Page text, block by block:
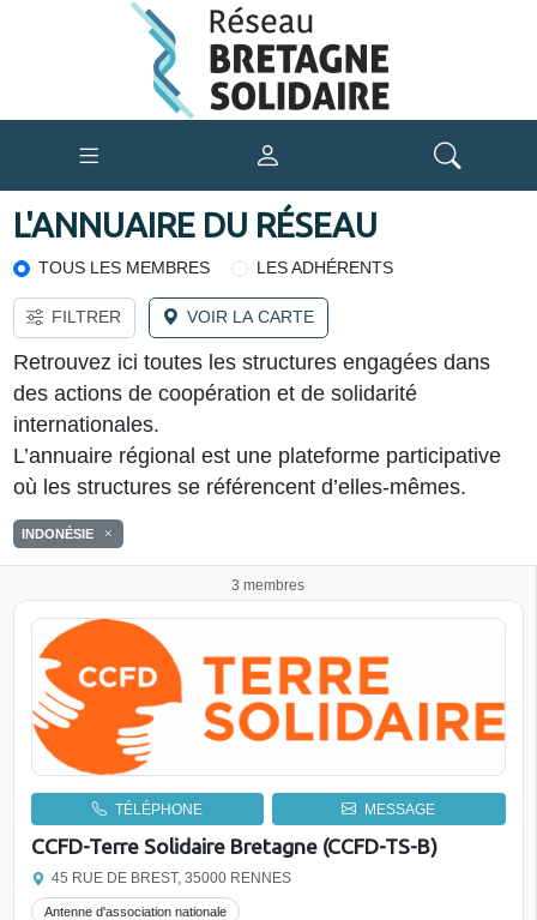
L'ANNUAIRE DU RÉSEAU
TOUS LES MEMBRES LES ADHÉRENTS
FILTRER VOIR LA CARTE
Retrouvez ici toutes les structures engagées dans
des actions de coopération et de solidarité
internationales.
L’annuaire régional est une plateforme participative
où les structures se référencent d’elles-mêmes.
INDONÉSIE
3 membres
TÉLÉPHONE MESSAGE
CCFD-Terre Solidaire Bretagne (CCFD-TS-B)
45 RUE DE BREST, 35000 RENNES
Antenne d'association nationale